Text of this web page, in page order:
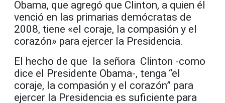
Obama, que agregó que Clinton, a quien él
venció en las primarias demócratas de
2008, tiene «el coraje, la compasión y el
corazón» para ejercer la Presidencia.
El hecho de que la señora Clinton -como
dice el Presidente Obama-, tenga “el
coraje, la compasión y el corazón” para
ejercer la Presidencia es suficiente para